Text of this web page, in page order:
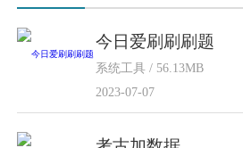
今日爱刷刷刷题
系统工具 / 56.13MB
2023-07-07